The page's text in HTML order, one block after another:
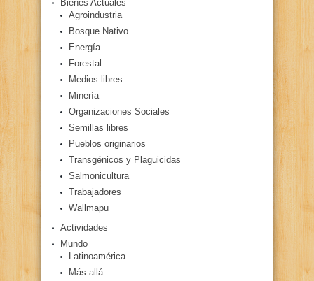
Bienes Actuales
Agroindustria
Bosque Nativo
Energía
Forestal
Medios libres
Minería
Organizaciones Sociales
Semillas libres
Pueblos originarios
Transgénicos y Plaguicidas
Salmonicultura
Trabajadores
Wallmapu
Actividades
Mundo
Latinoamérica
Más allá